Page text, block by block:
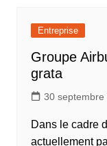
Entreprise
Groupe
grata
30 septembre
Dans le cadre
actuellement